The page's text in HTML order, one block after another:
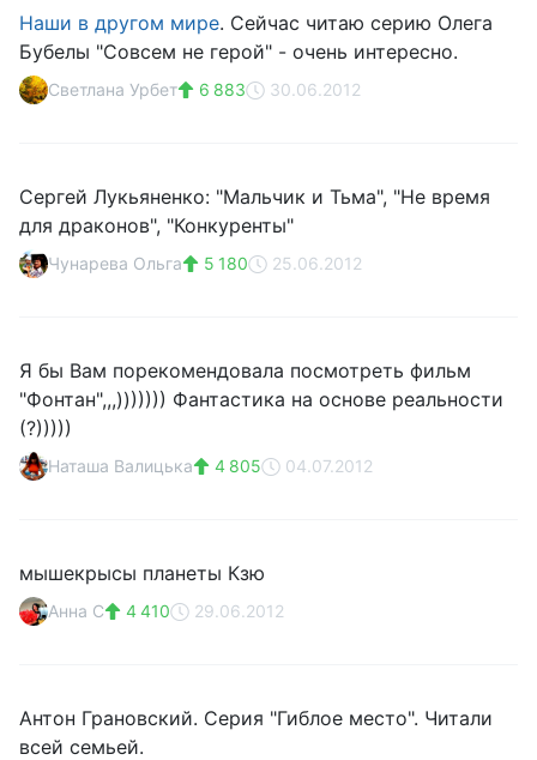
Наши в другом мире. Сейчас читаю серию Олега
Бубелы "Совсем не герой" - очень интересно.
Светлана Урбет 6 883 30.06.2012
Сергей Лукьяненко: "Мальчик и Тьма", "Не время
для драконов", "Конкуренты"
Чунарева Ольга 5 180 25.06.2012
Я бы Вам порекомендовала посмотреть фильм
"Фонтан",,,))))))) Фантастика на основе реальности
(?)))))
Наташа Валицька 4 805 04.07.2012
мышекрысы планеты Кзю
Анна C 4 410 29.06.2012
Антон Грановский. Серия "Гиблое место". Читали
всей семьей.